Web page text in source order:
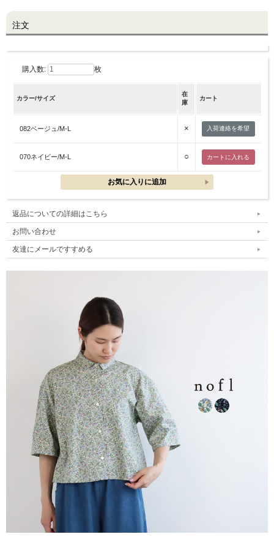
注文
購入数: 枚
カラー/サイズ
在
庫
カート
082ベージュ/M-L × 入荷連絡を希望
070ネイビー/M-L ○
返品についての詳細はこちら
お問い合わせ
友達にメールですすめる